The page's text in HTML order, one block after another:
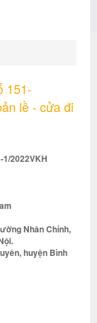
151-
lề - cửa đi
1/2022VKH
Nhân Chính,
huyện Bình